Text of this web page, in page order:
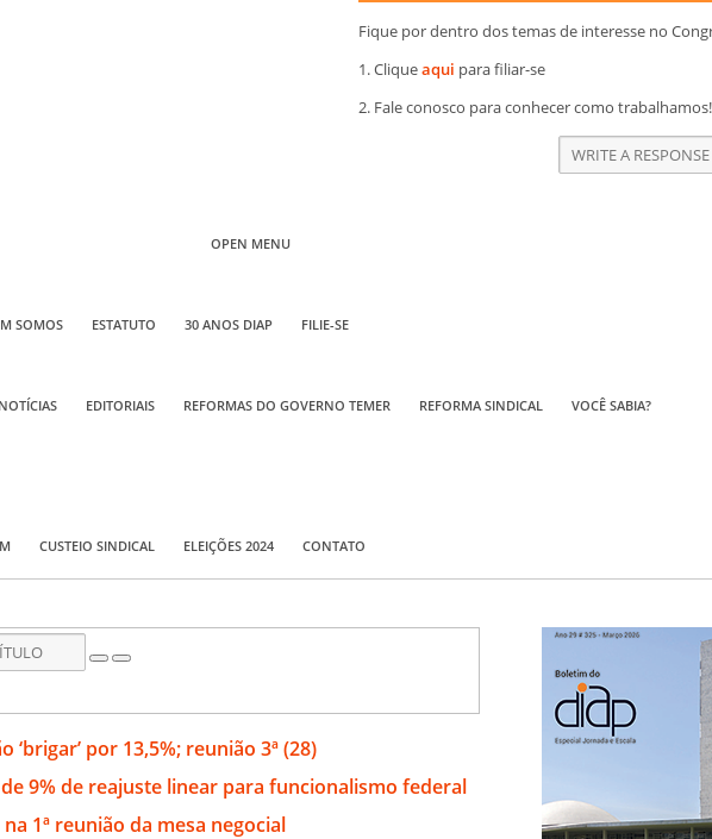
Fique por dentro dos temas de interesse no
1. Cliqueaqui para filiar-se
2. Fale conosco para conhecer como trabalhamos!
OPEN MENU
SOMOS ESTATUTO 30 ANOS DIAP FILIE-SE
NOTÍCIAS EDITORIAIS REFORMAS DO GOVERNO TEMER REFORMA SINDICAL VOCÊ SABIA?
CUSTEIO SINDICAL ELEIÇÕES 2024 CONTATO
por 13,5%; reunião 3ª (28)
9% de reajuste linear para funcionalismo federal
1ª reunião da mesa negocial